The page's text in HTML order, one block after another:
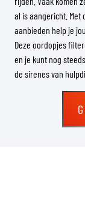
al is aangericht.
aanbieden help je
Deze oordopjes
en je kunt nog
de sirenes van